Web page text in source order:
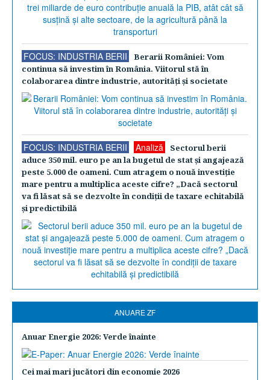
FOCUS: INDUSTRIA BERII
Berarii României: Vom
continua să investim în România. Viitorul stă în
colaborarea dintre industrie, autorităţi şi societate
FOCUS: INDUSTRIA BERII Analiză
Sectorul berii
aduce 350 mil. euro pe an la bugetul de stat şi angajează
peste 5.000 de oameni. Cum atragem o nouă investiţie
mare pentru a multiplica aceste cifre? „Dacă sectorul
va fi lăsat să se dezvolte în condiţii de taxare echitabilă
şi predictibilă
ANUARE ZF
Anuar Energie 2026: Verde înainte
Cei mai mari jucători din economie 2026